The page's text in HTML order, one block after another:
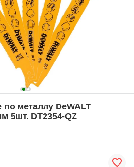
металлу DeWALT
5шт. DT2354-QZ